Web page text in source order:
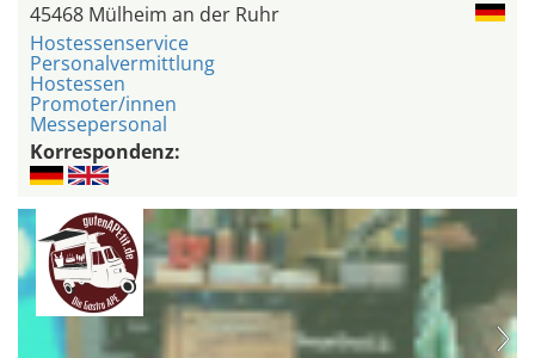
45468 Mülheim an der Ruhr
Hostessenservice
Personalvermittlung
Hostessen
Promoter/innen
Messepersonal
Korrespondenz: